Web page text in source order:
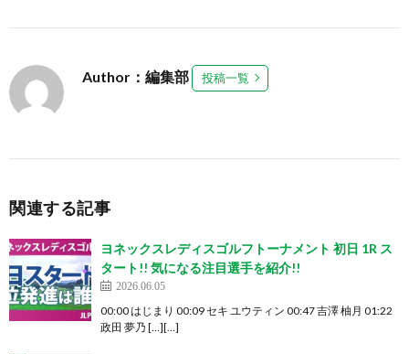
Author：編集部 投稿一覧
関連する記事
ヨネックスレディスゴルフトーナメント 初日 1R ス
タート!! 気になる注目選手を紹介!!
2026.06.05
00:00 はじまり 00:09 セキ ユウティン 00:47 吉澤 柚月 01:22
政田 夢乃 […][…]